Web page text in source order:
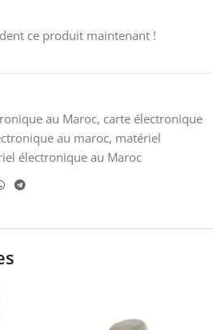
ce produit maintenant !
au Maroc, carte électronique
au maroc, matériel
électronique au Maroc